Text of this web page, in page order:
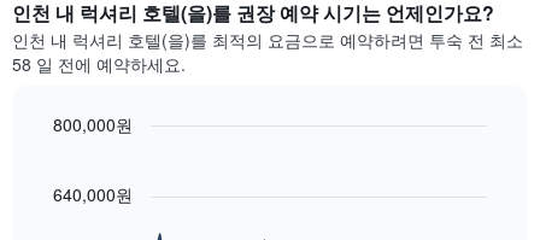
집
계
하
여
시
다.
인
기
있
는
역
실
인천 내 럭셔리 호텔​(을)를 권장 예약 시기는 언제인가요?
인천 내 럭셔리 호텔(을)를 최적의 요금으로 예약하려면 투숙 전 최소
58 ​일​ 전에 예약하세요.
with
640,000원
800,000원